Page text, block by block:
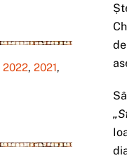
2022, 2021,